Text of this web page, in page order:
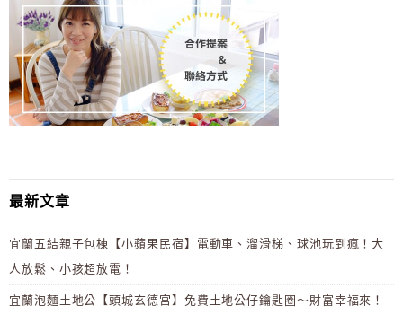
最新文章
宜蘭五結親子包棟【小蘋果民宿】電動車、溜滑梯、球池玩到瘋！大
人放鬆、小孩超放電！
宜蘭泡麵土地公【頭城玄德宮】免費土地公仔鑰匙圈～財富幸福來！